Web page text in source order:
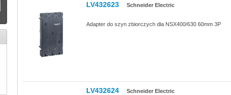
LV432623 Schneider Electric
Adapter do szyn zbiorczych dla NSX400/630 60mm 3P
LV432624 Schneider Electric